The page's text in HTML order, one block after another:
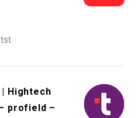
Hightech
profield –